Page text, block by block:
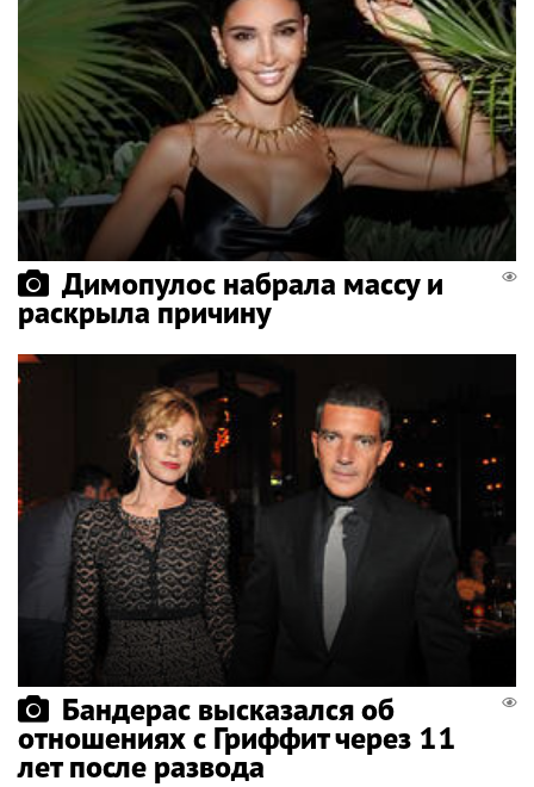
Димопулос набрала массу и
раскрыла причину
Бандерас высказался об
отношениях с Гриффит через 11
лет после развода